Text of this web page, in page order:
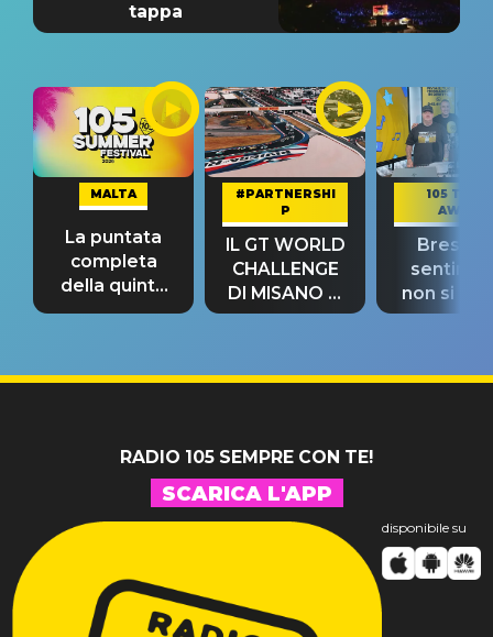
tappa
MALTA
La puntata
completa
della quinta
tappa
#PARTNERSHI
P
IL GT WORLD
CHALLENGE
DI MISANO si
riconferma
105 TAKE
AWAY
Bresh:
non si
fino alla
RADIO 105 SEMPRE CON TE!
SCARICA L'APP
disponibile su